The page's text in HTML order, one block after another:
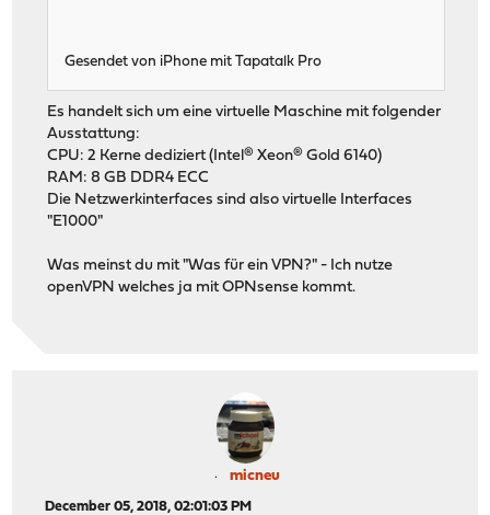
Gesendet von iPhone mit Tapatalk Pro
Es handelt sich um eine virtuelle Maschine mit folgender
Ausstattung:
CPU: 2 Kerne dediziert (Intel® Xeon® Gold 6140)
RAM: 8 GB DDR4 ECC
Die Netzwerkinterfaces sind also virtuelle Interfaces
"E1000"
Was meinst du mit "Was für ein VPN?" - Ich nutze
openVPN welches ja mit OPNsense kommt.
micneu
December 05, 2018, 02:01:03 PM